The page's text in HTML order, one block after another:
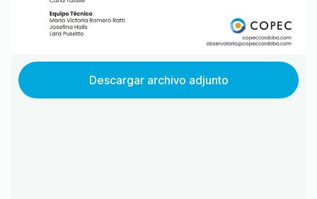
Descargar archivo adjunto